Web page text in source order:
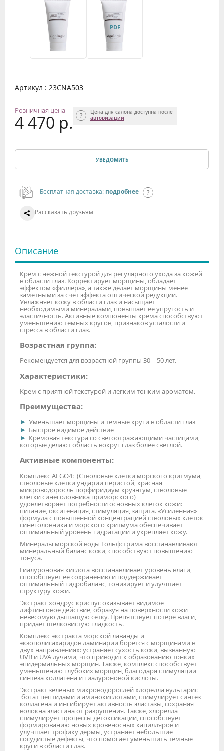
Артикул : 23CNA503
Розничная цена
4 470 р.
Цена для салона доступна после
авторизации
УВЕДОМИТЬ
Бесплатная доставка: подробнее
Рассказать друзьям
Описание
Крем с нежной текстурой для регулярного ухода за кожей
в области глаз. Корректирует морщины, обладает
эффектом «филлера», а также делает морщины менее
заметными за счет эффекта оптической редукции.
Увлажняет кожу в области глаз и насыщает
необходимыми минералами, повышает её упругость и
эластичность. Активные компоненты крема способствуют
уменьшению темных кругов, признаков усталости и
стресса в области глаз.
Возрастная группа:
Рекомендуется для возрастной группы 30 – 50 лет.
Характеристики:
Крем с приятной текстурой и легким тонким ароматом.
Преимущества:
Уменьшает морщины и темные круги в области глаз
Быстрое видимое действие
Кремовая текстура со светоотражающими частицами,
которые делают область вокруг глаз более светлой.
Активные компоненты:
Комплекс ALGO4: (Стволовые клетки морского критмума,
стволовые клетки ундарии перистой, красная
микроводоросль порфиридиум круэнтум, стволовые
клетки синеголовника приморского)
удовлетворяет потребности основных клеток кожи:
питание, оксигенация, стимуляция, защита. «Усиленная»
формула с повышенной концентрацией стволовых клеток
синеголовника и морского критмума обеспечивает
оптимальный уровень гидратации и укрепляет кожу.
Минералы морской воды Гольфстрима восстанавливают
минеральный баланс кожи, способствуют повышению
тонуса.
Гиалуроновая кислота восстанавливает уровень влаги,
способствует ее сохранению и поддерживает
оптимальный гидробаланс, тонизирует и улучшает
структуру кожи.
Экстракт хондрус криспусоказывает видимое
лифтинговое действие, образуя на поверхности кожи
невесомую дышащую сетку. Препятствует потере влаги,
придает шелковистую гладкость.
Комплекс экстракта морской лаванды и
экзополисахаридов ламинарии борется с морщинами в
двух направлениях: устраняет сухость кожи, вызванную
UVB и UVA лучами, что приводит к образованию тонких
эпидермальных морщин. Также, комплекс способствует
уменьшению глубоких морщин, благодаря стимуляции
синтеза коллагена и гиалуроновой кислоты.
Экстракт зеленых микроводорослей хлорелла вульгарис
богат пептидами и аминокислотами, стимулирует синтез
коллагена и ингибирует активность эластазы, сохраняя
волокна эластина от разрушения. Также, хлорелла
стимулирует процессы детоксикации, способствует
формированию новых кровеносных капилляров и
улучшает трофику дермы, устраняет небольшие
сосудистые дефекты, что помогает уменьшить темные
круги в области глаз.